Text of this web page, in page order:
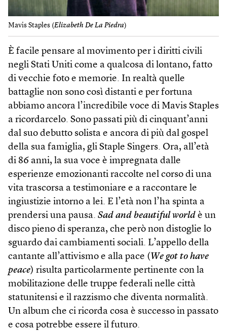
Mavis Staples (Elizabeth De La Piedra)
È facile pensare al movimento per i diritti civili
negli Stati Uniti come a qualcosa di lontano, fatto
di vecchie foto e memorie. In realtà quelle
battaglie non sono così distanti e per fortuna
abbiamo ancora l’incredibile voce di Mavis Staples
a ricordarcelo. Sono passati più di cinquant’anni
dal suo debutto solista e ancora di più dal gospel
della sua famiglia, gli Staple Singers. Ora, all’età
di 86 anni, la sua voce è impregnata dalle
esperienze emozionanti raccolte nel corso di una
vita trascorsa a testimoniare e a raccontare le
ingiustizie intorno a lei. E l’età non l’ha spinta a
prendersi una pausa. Sad and beautiful world è un
disco pieno di speranza, che però non distoglie lo
sguardo dai cambiamenti sociali. L’appello della
cantante all’attivismo e alla pace ( We got to have
peace) risulta particolarmente pertinente con la
mobilitazione delle truppe federali nelle città
statunitensi e il razzismo che diventa normalità.
Un album che ci ricorda cosa è successo in passato
e cosa potrebbe essere il futuro.